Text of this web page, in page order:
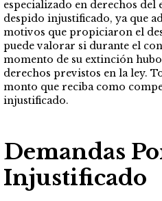
especializado en derechos del
despido injustificado, ya que
motivos que propiciaron el
puede valorar si durante el
momento de su extinción
derechos previstos en la ley.
monto que reciba como
injustificado.
Demandas
Injustificado